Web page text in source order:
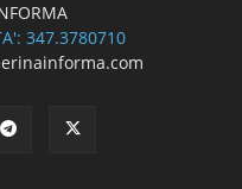
347.3780710